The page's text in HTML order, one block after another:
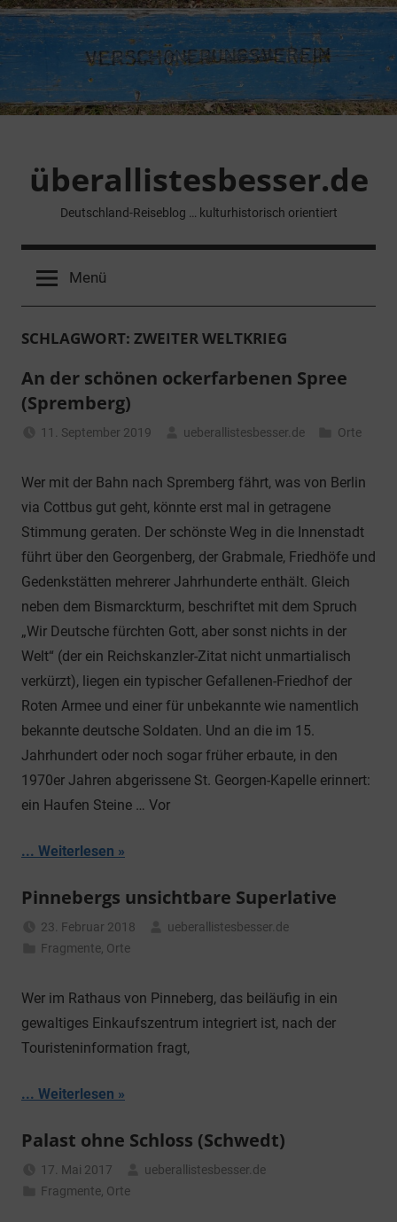
Zum
Inhalt
springen
überallistesbesser.de
Deutschland-Reiseblog … kulturhistorisch orientiert
Menü
SCHLAGWORT: ZWEITER WELTKRIEG
An der schönen ockerfarbenen Spree
(Spremberg)
11. September 2019 ueberallistesbesser.de Orte
Wer mit der Bahn nach Spremberg fährt, was von Berlin
via Cottbus gut geht, könnte erst mal in getragene
Stimmung geraten. Der schönste Weg in die Innenstadt
führt über den Georgenberg, der Grabmale, Friedhöfe und
Gedenkstätten mehrerer Jahrhunderte enthält. Gleich
neben dem Bismarckturm, beschriftet mit dem Spruch
„Wir Deutsche fürchten Gott, aber sonst nichts in der
Welt“ (der ein Reichskanzler-Zitat nicht unmartialisch
verkürzt), liegen ein typischer Gefallenen-Friedhof der
Roten Armee und einer für unbekannte wie namentlich
bekannte deutsche Soldaten. Und an die im 15.
Jahrhundert oder noch sogar früher erbaute, in den
1970er Jahren abgerissene St. Georgen-Kapelle erinnert:
ein Haufen Steine … Vor
... Weiterlesen
Pinnebergs unsichtbare Superlative
23. Februar 2018
ueberallistesbesser.de
Fragmente Orte
Wer im Rathaus von Pinneberg, das beiläufig in ein
gewaltiges Einkaufszentrum integriert ist, nach der
Touristeninformation fragt,
... Weiterlesen
Palast ohne Schloss (Schwedt)
17. Mai 2017
ueberallistesbesser.de
Fragmente Orte